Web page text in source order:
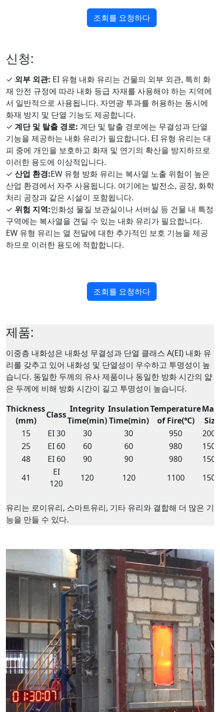
조회를 요청하다
신청:
✓ 외부 외관: EI 유형 내화 유리는 건물의 외부 외관, 특히 화
재 안전 규정에 따라 내화 등급 자재를 사용해야 하는 지역에
서 일반적으로 사용됩니다. 자연광 투과를 허용하는 동시에
화재 방지 및 단열 기능도 제공합니다.
✓ 계단 및 탈출 경로: 계단 및 탈출 경로에는 무결성과 단열
기능을 제공하는 내화 유리가 필요합니다. EI 유형 유리는 대
피 중에 개인을 보호하고 화재 및 연기의 확산을 방지하므로
이러한 용도에 이상적입니다.
✓ 산업 환경:EW 유형 방화 유리는 복사열 노출 위험이 높은
산업 환경에서 자주 사용됩니다. 여기에는 발전소, 공장, 화학
처리 공장과 같은 시설이 포함됩니다.
✓ 위험 지역:인화성 물질 보관실이나 서버실 등 건물 내 특정
구역에는 복사열을 견딜 수 있는 내화 유리가 필요합니다.
EW 유형 유리는 열 전달에 대한 추가적인 보호 기능을 제공
하므로 이러한 용도에 적합합니다.
조회를 요청하다
제품:
이중층 내화성은 내화성 무결성과 단열 클래스 A(EI) 내화 유
리를 갖추고 있어 내화성 및 단열성이 우수하고 투명성이 높
습니다. 동일한 두께의 유사 제품이나 동일한 방화 시간의 얇
은 두께에 비해 방화 시간이 길고 투명성이 높습니다.
Thickness
(mm)
Class
Integrity
Time(min)
Insulation
Time(min)
Temperature
of Fire(℃)
15
EI 30 30 30 950
25
EI 60 60 60 980
48
EI 60 90 90 980
41
EI
120
120 120 1100
유리는 로이유리, 스마트유리, 기타 유리와 결합해 더 많은 기
능을 만들 수 있다.